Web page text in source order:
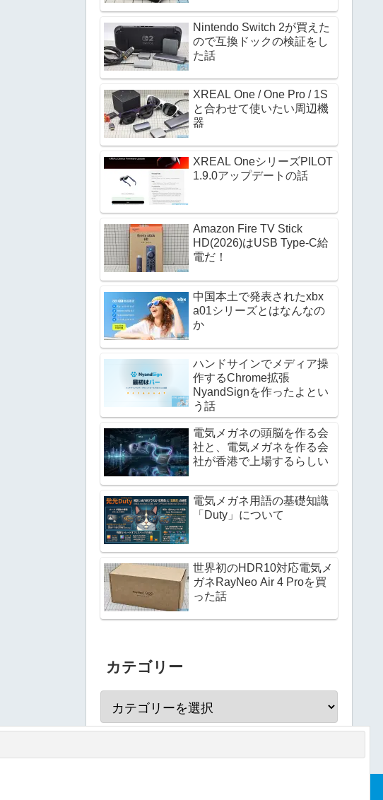
Nintendo Switch 2が買えた
ので互換ドックの検証をし
た話
XREAL One / One Pro / 1S
と合わせて使いたい周辺機
器
XREAL OneシリーズPILOT
1.9.0アップデートの話
Amazon Fire TV Stick
HD(2026)はUSB Type-C給
電だ！
中国本土で発表されたxbx
a01シリーズとはなんなの
か
ハンドサインでメディア操
作するChrome拡張
NyandSignを作ったよとい
う話
電気メガネの頭脳を作る会
社と、電気メガネを作る会
社が香港で上場するらしい
電気メガネ用語の基礎知識
「Duty」について
世界初のHDR10対応電気メ
ガネRayNeo Air 4 Proを買
った話
カテゴリー